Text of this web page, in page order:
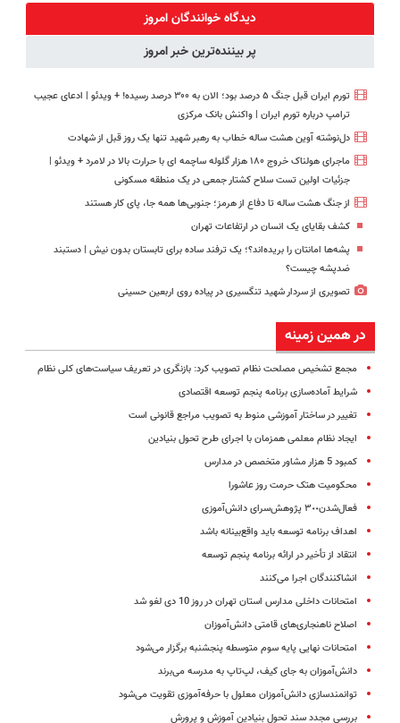
رایگان+پرداخت
اقساطی😍
(◂پرسش‌نامه)
دیدگاه خوانندگان امروز
پر بیننده‌ترین خبر امروز
تورم ایران قبل جنگ ۵ درصد بود؛ الان به ۳۰۰ درصد رسیده! + ویدئو | ادعای عجیب
ترامپ درباره تورم ایران | واکنش بانک مرکزی
دل‌نوشته آوین هشت ساله خطاب به رهبر شهید تنها یک روز قبل از شهادت
ماجرای هولناک خروج ۱۸۰ هزار گلوله ساچمه ای با حرارت بالا در لامرد + ویدئو |
جزئیات اولین تست سلاح کشتار جمعی در یک منطقه مسکونی
از جنگ هشت ساله تا دفاع از هرمز؛ جنوبی‌ها همه جا، پای کار هستند
کشف بقایای یک انسان در ارتفاعات تهران
پشه‌ها امانتان را بریده‌اند؟؛ یک ترفند ساده برای تابستان بدون نیش | دستبند
ضدپشه چیست؟
تصویری از سردار شهید تنگسیری در پیاده روی اربعین حسینی
در همین زمینه
مجمع تشخیص مصلحت نظام تصویب کرد: بازنگری در تعریف سیاست‌های کلی نظام
شرایط آماده‌سازی برنامه پنجم توسعه اقتصادی
تغییر در ساختار آموزشی منوط به تصویب مراجع قانونی است
ایجاد نظام معلمی همزمان با اجرای طرح تحول بنیادین
کمبود 5 هزار مشاور متخصص در مدارس
محکومیت هتک ‌حرمت‌ روز عاشورا
فعال‌شدن‌٣٠٠ پژوهش‌سرای دانش‌آموزی
اهداف برنامه توسعه باید واقع‌بینانه باشد
انتقاد از تأخیر در ارائه برنامه پنجم توسعه
انشاکنندگان اجرا می‌کنند
امتحانات داخلی مدارس استان تهران در روز 10 دی لغو شد
اصلاح ناهنجاری‌های قامتی دانش‌آموزان
امتحانات نهایی پایه سوم متوسطه پنجشنبه برگزار می‌شود
دانش‌آموزان به جای کیف، لپ‌تاپ به مدرسه می‌برند
توانمندسازی دانش‌آموزان معلول با حرفه‌آموزی تقویت می‌شود
بررسی مجدد سند تحول بنیادین آموزش و پرورش